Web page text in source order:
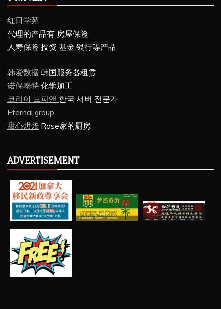
红日学苑
代理的产品有 房屋保险
人寿保险 投资 基金 银行等产品
韩爱数据 韩国服务器租赁
诺保泰特 化学加工
코리아 브피앤 한국 서버 전문가
Eternal group
甜心烘焙 Rose家的厨房
ADVERTISEMENT